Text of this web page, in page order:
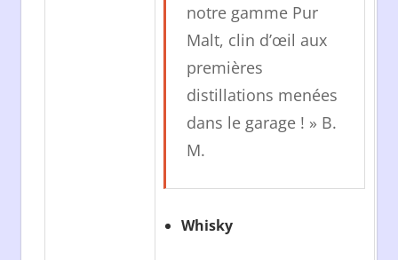
notre gamme Pur
Malt, clin d’œil aux
premières
distillations menées
dans le garage ! » B.
M.
Whisky